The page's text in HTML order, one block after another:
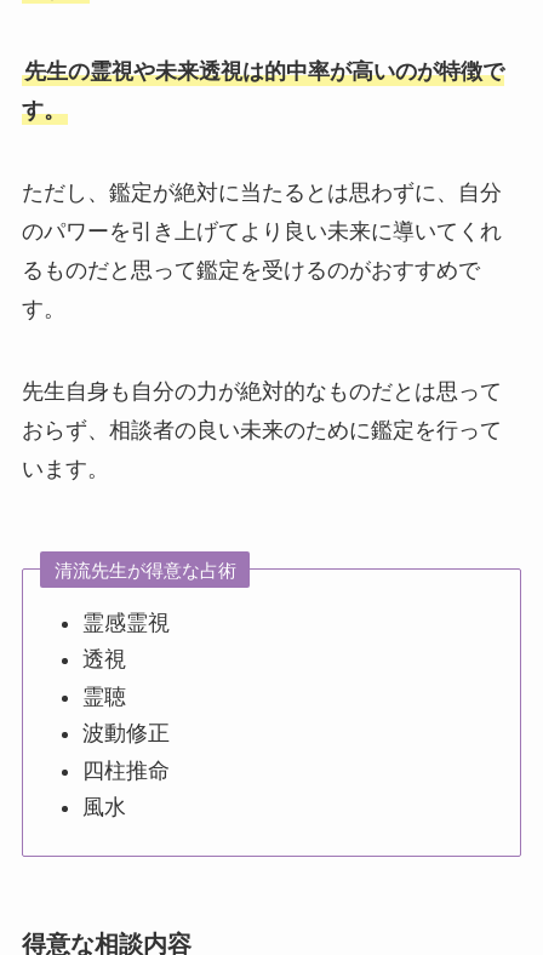
先生の霊視や未来透視は的中率が高いのが特徴で
す。
ただし、鑑定が絶対に当たるとは思わずに、自分
のパワーを引き上げてより良い未来に導いてくれ
るものだと思って鑑定を受けるのがおすすめで
す。
先生自身も自分の力が絶対的なものだとは思って
おらず、相談者の良い未来のために鑑定を行って
います。
清流先生が得意な占術
霊感霊視
透視
霊聴
波動修正
四柱推命
風水
得意な相談内容